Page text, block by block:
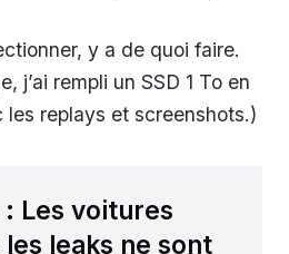
y a de quoi faire.
j’ai rempli un SSD 1 To en
les replays et screenshots.)
: Les voitures
leaks ne sont